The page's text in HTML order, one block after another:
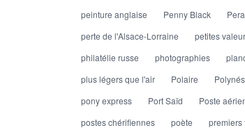
peinture anglaise
Penny Black
perte de l'Alsace-Lorraine
petites
philatélie russe
photographies
plus légers que l'air
Polaire
pony express
Port Saïd
Poste
postes chérifiennes
poète premiers